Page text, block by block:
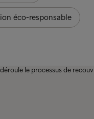
éco-responsable